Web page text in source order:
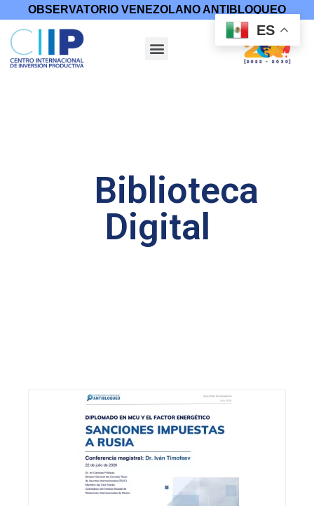
OBSERVATORIO VENEZOLANO ANTIBLOQUEO
Biblioteca
Digital
ES